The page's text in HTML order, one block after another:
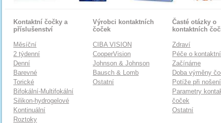
Kontaktní čočky a
příslušenství
Měsíční
2 týdenní
Denní
Barevné
Torické
Bifokální-Multifokální
Silikon-hydrogelové
Kontinuální
Roztoky
Výrobci kontaktních
čoček
CIBA VISION
CooperVision
Johnson & Johnson
Bausch & Lomb
Ostatní
Časté otázky o
kontaktních
Zdraví
Péče o
Začínáme
Doba výměny
Potíže při
Parametry
čoček
Ostatní